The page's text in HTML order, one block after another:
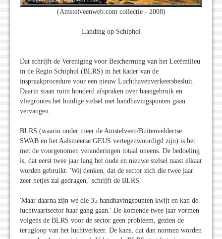
(Amstelveenweb.com collectie - 2008)
Landing op Schiphol
Dat schrijft de Vereniging voor Bescherming van het Leefmilieu
in de Regio Schiphol (BLRS) in het kader van de
inspraakprocedure voor een nieuw Luchthavenverkeersbesluit.
Daarin staan ruim honderd afspraken over baangebruik en
vliegroutes het huidige stelsel met handhavingspunten gaan
vervangen.
BLRS (waarin onder meer de Amstelveen/Buitenveldertse
SWAB en het Aalsmeerse GEUS vertegenwoordigd zijn) is het
met de voorgenomen veranderingen totaal oneens. De bedoeling
is, dat eerst twee jaar lang het oude en nieuwe stelsel naast elkaar
worden gebruikt. 'Wij denken, dat de sector zich die twee jaar
zeer netjes zal gedragen,' schrijft de BLRS.
'Maar daarna zijn we die 35 handhavingspunten kwijt en kan de
luchtvaartsector haar gang gaan.' De komende twee jaar vormen
volgens de BLRS voor de sector geen probleem, gezien de
terugloop van het luchtverkeer. De kans, dat dan normen worden